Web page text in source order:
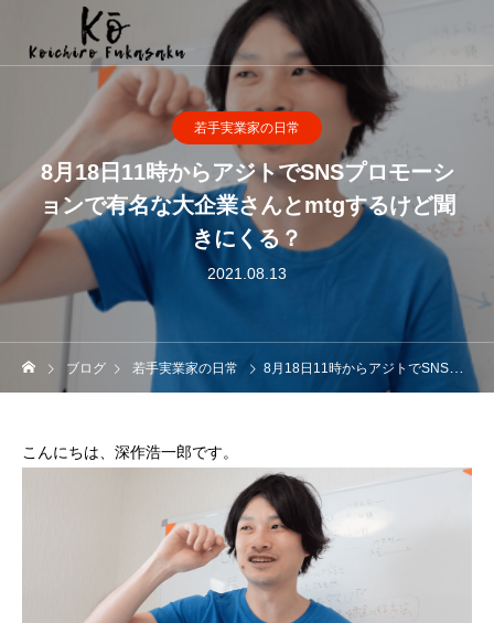
若手実業家の日常
8月18日11時からアジトでSNSプロモーシ
ョンで有名な大企業さんとmtgするけど聞
きにくる？
2021.08.13
ブログ 若手実業家の日常 8月18日11時からアジトでSNSプロモーションで有名な大企業さんとmtgするけど聞きにくる？
こんにちは、深作浩一郎です。